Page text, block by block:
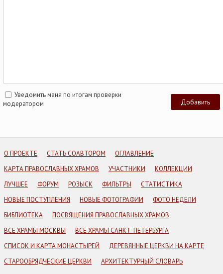
Уведомить меня по итогам проверки
модератором
О ПРОЕКТЕ СТАТЬ СОАВТОРОМ
ОГЛАВЛЕНИЕ
КАРТА ПРАВОСЛАВНЫХ ХРАМОВ
УЧАСТНИКИ
КОЛЛЕКЦИИ
ЛУЧШЕЕ
ФОРУМ РОЗЫСК ФИЛЬТРЫ
СТАТИСТИКА
НОВЫЕ ПОСТУПЛЕНИЯ
НОВЫЕ ФОТОГРАФИИ
ФОТО НЕДЕЛИ
БИБЛИОТЕКА
ПОСВЯЩЕНИЯ ПРАВОСЛАВНЫХ ХРАМОВ
ВСЕ ХРАМЫ МОСКВЫ
ВСЕ ХРАМЫ САНКТ-ПЕТЕРБУРГА
СПИСОК И КАРТА МОНАСТЫРЕЙ
ДЕРЕВЯННЫЕ ЦЕРКВИ НА КАРТЕ
СТАРООБРЯДЧЕСКИЕ ЦЕРКВИ
АРХИТЕКТУРНЫЙ СЛОВАРЬ